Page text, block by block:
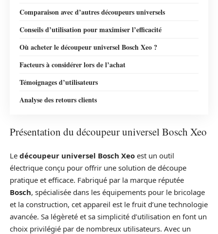
Comparaison avec d’autres découpeurs universels
Conseils d’utilisation pour maximiser l’efficacité
Où acheter le découpeur universel Bosch Xeo ?
Facteurs à considérer lors de l’achat
Témoignages d’utilisateurs
Analyse des retours clients
Présentation du découpeur universel Bosch Xeo
Le découpeur universel Bosch Xeo est un outil
électrique conçu pour offrir une solution de découpe
pratique et efficace. Fabriqué par la marque réputée
Bosch, spécialisée dans les équipements pour le bricolage
et la construction, cet appareil est le fruit d’une technologie
avancée. Sa légèreté et sa simplicité d’utilisation en font un
choix privilégié par de nombreux utilisateurs. Avec un